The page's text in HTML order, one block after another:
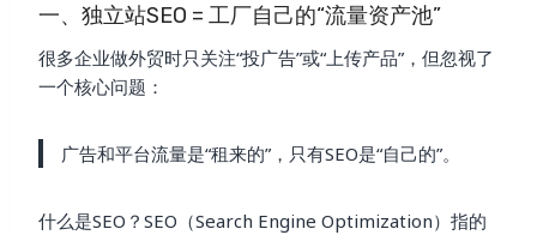
一、独立站SEO = 工厂自己的“流量资产池”
很多企业做外贸时只关注“投广告”或“上传产品”，但忽视了
一个核心问题：
广告和平台流量是“租来的”，只有SEO是“自己的”。
什么是SEO？SEO（Search Engine Optimization）指的